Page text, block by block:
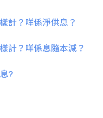
計？咩係淨供息？
計？咩係息隨本減？
?